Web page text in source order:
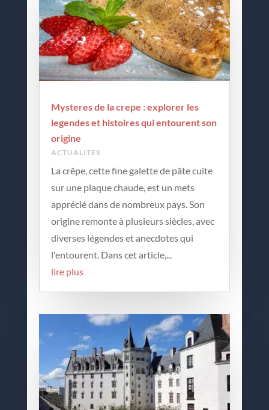
Mysteres de la crepe : explorer les
legendes et histoires qui entourent son
origine
ACTUALITES
La crêpe, cette fine galette de pâte cuite
sur une plaque chaude, est un mets
apprécié dans de nombreux pays. Son
origine remonte à plusieurs siècles, avec
diverses légendes et anecdotes qui
l'entourent. Dans cet article,...
lire plus